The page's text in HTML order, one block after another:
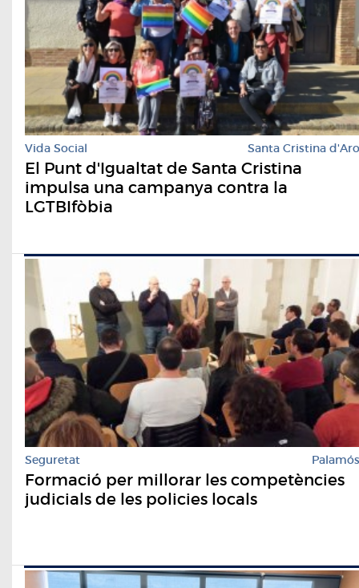
Vida Social Santa Cristina d'Aro
El Punt d'Igualtat de Santa Cristina
impulsa una campanya contra la
LGTBIfòbia
Seguretat Palamós
Formació per millorar les competències
judicials de les policies locals